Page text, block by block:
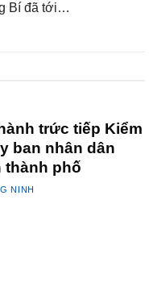
Bí đã tới…
trức tiếp Kiểm
ban nhân dân
thành phố
NINH